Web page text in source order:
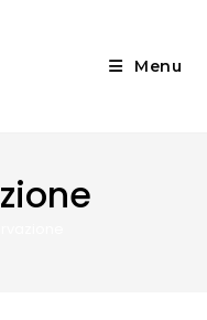
Menu